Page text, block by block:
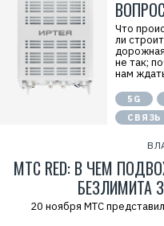
Что
ли
не так;
нам
5G
СВЯЗЬ
МТС RED: В ЧЕМ
БЕЗЛИМИТА
20 ноября МТС